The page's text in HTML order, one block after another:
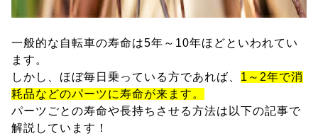
一般的な自転車の寿命は5年～10年ほどといわれてい
ます。
しかし、ほぼ毎日乗っている方であれば、 1～2年で消
耗品などのパーツに寿命が来ます。
パーツごとの寿命や長持ちさせる方法は以下の記事で
解説しています！